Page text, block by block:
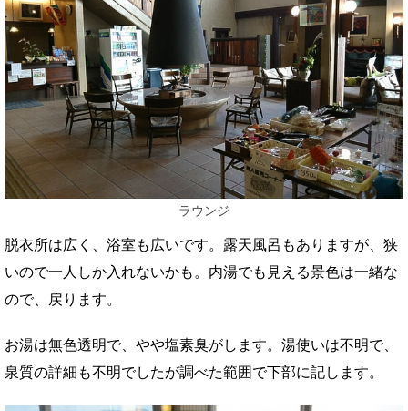
ラウンジ
脱衣所は広く、浴室も広いです。露天風呂もありますが、狭
いので一人しか入れないかも。内湯でも見える景色は一緒な
ので、戻ります。
お湯は無色透明で、やや塩素臭がします。湯使いは不明で、
泉質の詳細も不明でしたが調べた範囲で下部に記します。